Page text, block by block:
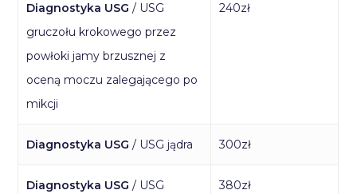
Diagnostyka USG / USG
gruczołu krokowego przez
powłoki jamy brzusznej z
oceną moczu zalegającego po
mikcji
240zł
Diagnostyka USG / USG jądra 300zł
Diagnostyka USG / USG
380zł